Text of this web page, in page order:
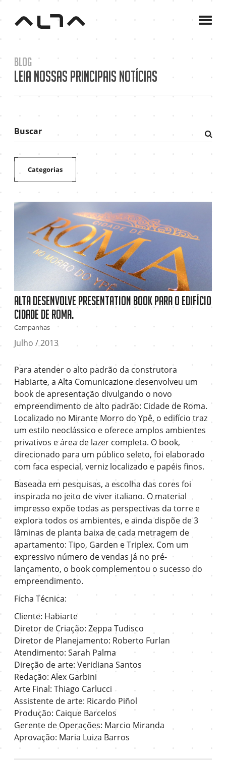
Blog
Leia nossas principais notícias
Buscar
Fazer
Categorias
Alta desenvolve Presentation Book para o edifício
Cidade de Roma.
Campanhas
Julho / 2013
Para atender o alto padrão da construtora
Habiarte, a Alta Comunicazione desenvolveu um
book de apresentação divulgando o novo
empreendimento de alto padrão: Cidade de Roma.
Localizado no Mirante Morro do Ypê, o edifício traz
um estilo neoclássico e oferece amplos ambientes
privativos e área de lazer completa. O book,
direcionado para um público seleto, foi elaborado
com faca especial, verniz localizado e papéis finos.
Baseada em pesquisas, a escolha das cores foi
inspirada no jeito de viver italiano. O material
impresso expõe todas as perspectivas da torre e
explora todos os ambientes, e ainda dispõe de 3
lâminas de planta baixa de cada metragem de
apartamento: Tipo, Garden e Triplex. Com um
expressivo número de vendas já no pré-
lançamento, o book complementou o sucesso do
empreendimento.
Ficha Técnica:
Cliente: Habiarte
Diretor de Criação: Zeppa Tudisco
Diretor de Planejamento: Roberto Furlan
Atendimento: Sarah Palma
Direção de arte: Veridiana Santos
Redação: Alex Garbini
Arte Final: Thiago Carlucci
Assistente de arte: Ricardo Piñol
Produção: Caique Barcelos
Gerente de Operações: Marcio Miranda
Aprovação: Maria Luiza Barros